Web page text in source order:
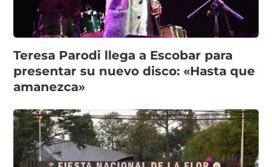
Teresa Parodi llega a Escobar para
presentar su nuevo disco: «Hasta que
amanezca»